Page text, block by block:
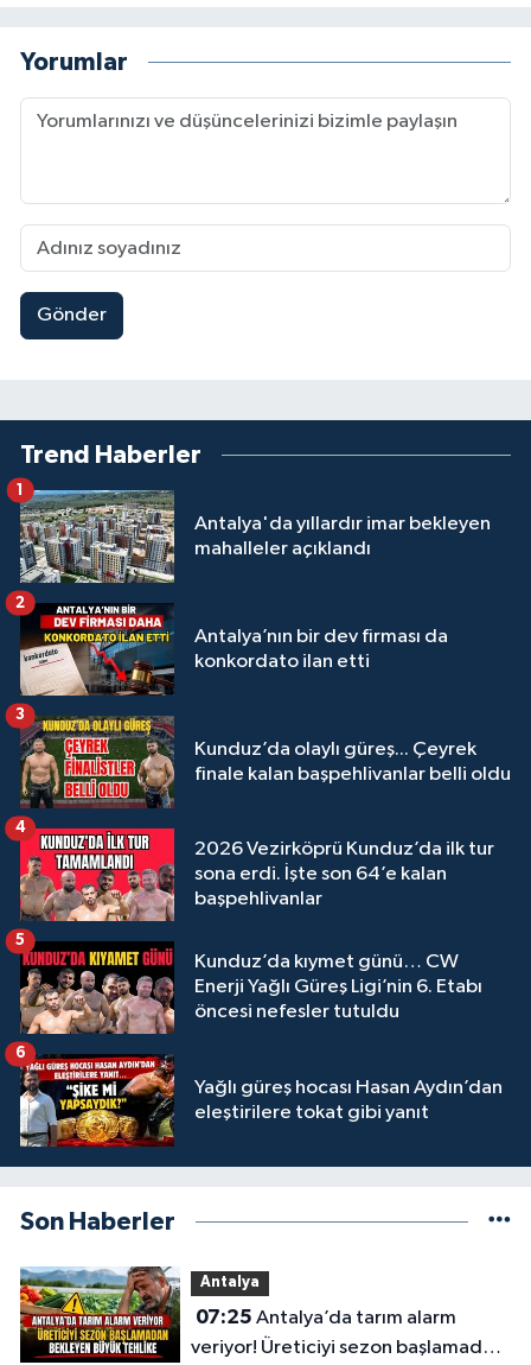
Yorumlar
Gönder
Trend Haberler
Antalya'da yıllardır imar bekleyen
mahalleler açıklandı
1
Antalya’nın bir dev firması da
konkordato ilan etti
2
Kunduz’da olaylı güreş... Çeyrek
finale kalan başpehlivanlar belli oldu
3
2026 Vezirköprü Kunduz’da ilk tur
sona erdi. İşte son 64’e kalan
başpehlivanlar
4
Kunduz’da kıymet günü… CW
Enerji Yağlı Güreş Ligi’nin 6. Etabı
öncesi nefesler tutuldu
5
Yağlı güreş hocası Hasan Aydın’dan
eleştirilere tokat gibi yanıt
6
Son Haberler
Antalya
07:25
veriyor! Üreticiyi sezon başlamadan